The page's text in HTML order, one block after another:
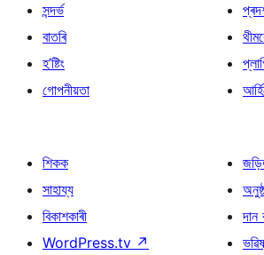
সন্দৰ্ভ
বাতৰি
হ’ষ্টিং
গোপনীয়তা
শিকক
সাহায্য
বিকাশকাৰী
WordPress.tv ↗